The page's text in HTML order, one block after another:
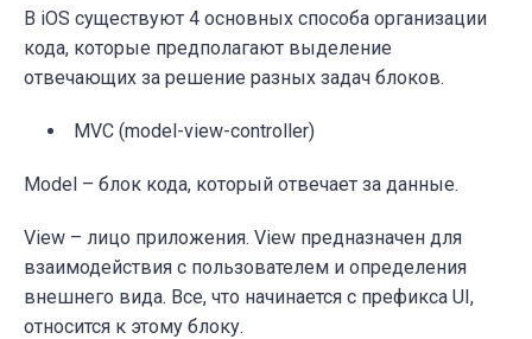
В iOS существуют 4 основных способа организации
кода, которые предполагают выделение
отвечающих за решение разных задач блоков.
MVC (model-view-controller)
Model – блок кода, который отвечает за данные.
View – лицо приложения. View предназначен для
взаимодействия с пользователем и определения
внешнего вида. Все, что начинается с префикса UI,
относится к этому блоку.